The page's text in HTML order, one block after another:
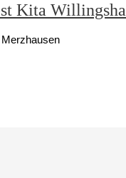
Kita